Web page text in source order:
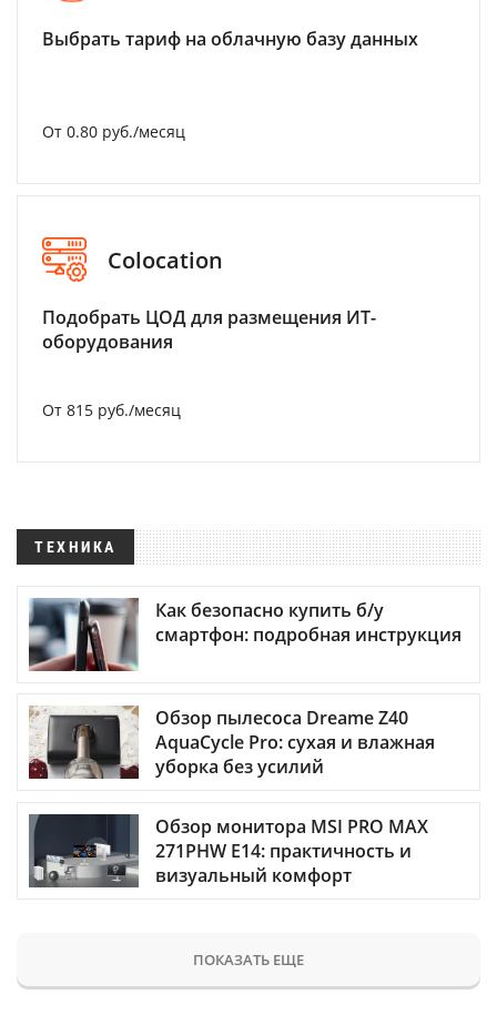
Выбрать тариф на облачную базу данных
От 0.80 руб./месяц
Colocation
Подобрать ЦОД для размещения ИТ-
оборудования
От 815 руб./месяц
ТЕХНИКА
Как безопасно купить б/у
смартфон: подробная инструкция
Обзор пылесоса Dreame Z40
AquaCycle Pro: сухая и влажная
уборка без усилий
Обзор монитора MSI PRO MAX
271PHW E14: практичность и
визуальный комфорт
ПОКАЗАТЬ ЕЩЕ